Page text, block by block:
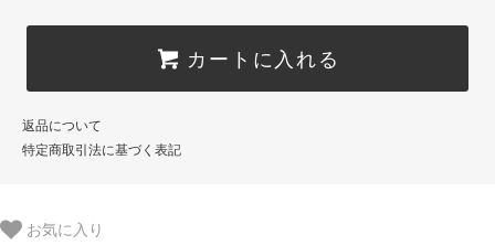
カートに入れる
返品について
特定商取引法に基づく表記
お気に入り